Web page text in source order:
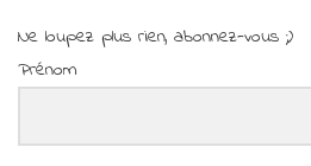
Ne loupez plus rien, abonnez-vous ;)
Prénom